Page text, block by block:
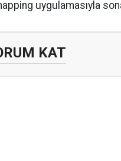
uygulamasıyla
KAT